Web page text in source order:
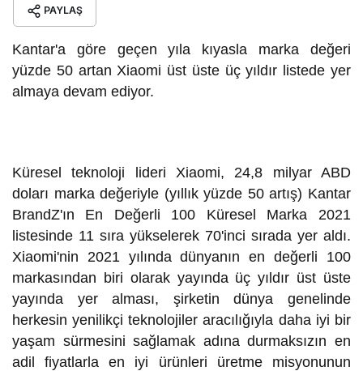
PAYLAŞ
Kantar'a göre geçen yıla kıyasla marka değeri
yüzde 50 artan Xiaomi üst üste üç yıldır listede yer
almaya devam ediyor.
Küresel teknoloji lideri Xiaomi, 24,8 milyar ABD
doları marka değeriyle (yıllık yüzde 50 artış) Kantar
BrandZ'ın En Değerli 100 Küresel Marka 2021
listesinde 11 sıra yükselerek 70'inci sırada yer aldı.
Xiaomi'nin 2021 yılında dünyanın en değerli 100
markasından biri olarak yayında üç yıldır üst üste
yayında yer alması, şirketin dünya genelinde
herkesin yenilikçi teknolojiler aracılığıyla daha iyi bir
yaşam sürmesini sağlamak adına durmaksızın en
adil fiyatlarla en iyi ürünleri üretme misyonunun